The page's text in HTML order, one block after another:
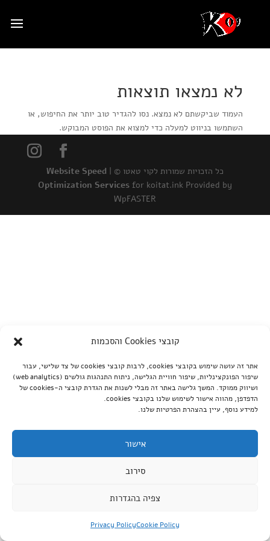
קובצי Cookies והסכמות
אתר זה עושה שימוש בקובצי cookies, לרבות קובצי cookies של צד שלישי, עבור
שיפור הפונקצינליות, שיפור חוויית הגלישה, ניתוח התנהגות גולשים (web analytics)
ושיווק ממוקד. המשך גלישה באתר זה מבלי לשנות את הגדרת קובצי ה-cookies של
הדפדפן, מהווה אישור לשימוש שלנו בקובצי cookies.
למידע נוסף, עיין בהצהרת הפרטיות שלנו.
אישור
סירוב
צפיה בהגדרות
Cookie Policy
Privacy Policy
לא נמצאו תוצאות
העמוד שביקשתם לא נמצא. נסו להגדיר טוב יותר את החיפוש, או
השתמשו בניווט למעלה כדי למצוא את הפוסט המבוקש.
כל הזכויות שמורות לקוי טאטו © | Website Speed
Optimization Services for koitat.ink Provided by
WpFASTER